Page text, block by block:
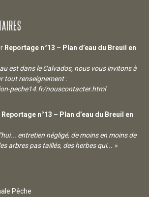
Reportage n°13 – Plan d’eau du Breuil en
est dans le Calvados, nous vous invitons à
tout renseignement :
peche14.fr/nouscontacter.html
Reportage n°13 – Plan d’eau du Breuil en
entretien négligé, de moins en moins de
arbres pas taillés, des herbes qui... »
Pêche